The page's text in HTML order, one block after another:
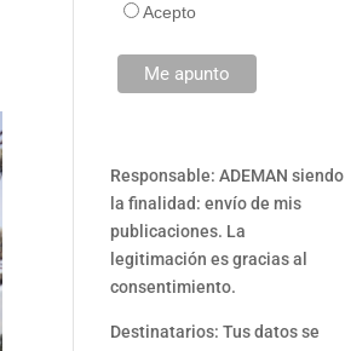
Acepto
Responsable: ADEMAN siendo
la finalidad: envío de mis
publicaciones. La
legitimación es gracias al
consentimiento.
Destinatarios: Tus datos se